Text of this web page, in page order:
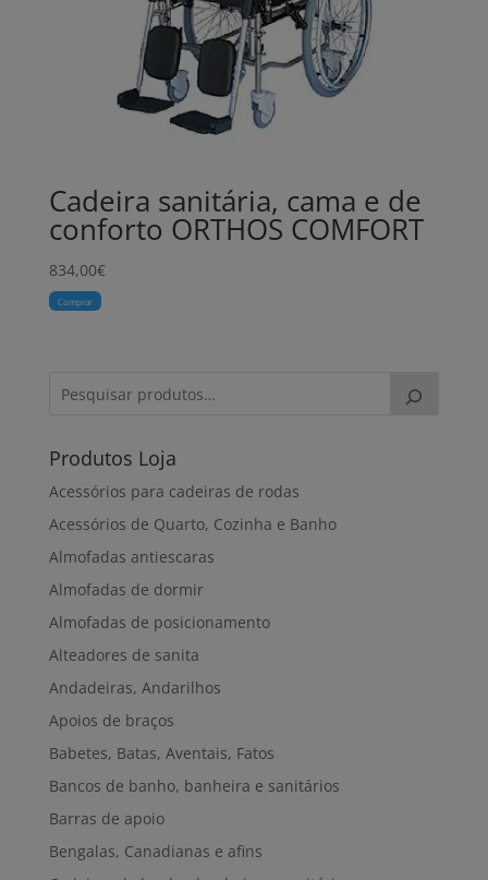
Cadeira sanitária, cama e de
conforto ORTHOS COMFORT
834,00€
Comprar
Produtos Loja
Acessórios para cadeiras de rodas
Acessórios de Quarto, Cozinha e Banho
Almofadas antiescaras
Almofadas de dormir
Almofadas de posicionamento
Alteadores de sanita
Andadeiras, Andarilhos
Apoios de braços
Babetes, Batas, Aventais, Fatos
Bancos de banho, banheira e sanitários
Barras de apoio
Bengalas, Canadianas e afins